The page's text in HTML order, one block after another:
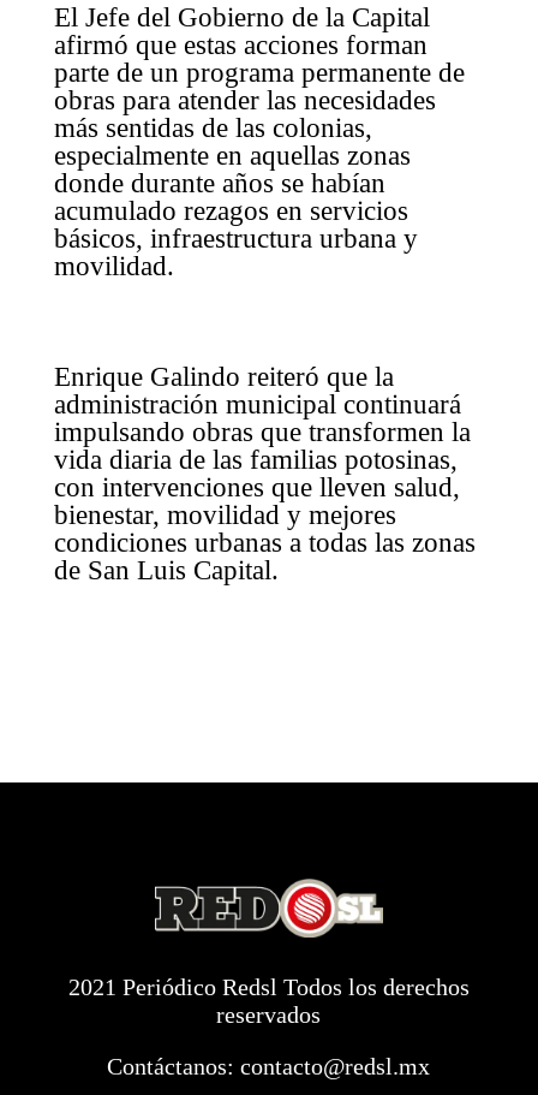
El Jefe del Gobierno de la Capital
afirmó que estas acciones forman
parte de un programa permanente de
obras para atender las necesidades
más sentidas de las colonias,
especialmente en aquellas zonas
donde durante años se habían
acumulado rezagos en servicios
básicos, infraestructura urbana y
movilidad.
Enrique Galindo reiteró que la
administración municipal continuará
impulsando obras que transformen la
vida diaria de las familias potosinas,
con intervenciones que lleven salud,
bienestar, movilidad y mejores
condiciones urbanas a todas las zonas
de San Luis Capital.
2021 Periódico Redsl Todos los derechos
reservados
Contáctanos:contacto@redsl.mx